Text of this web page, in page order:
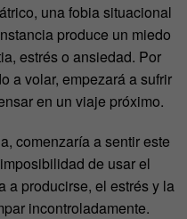
una fobia situacional
produce un miedo
estrés o ansiedad. Por
a volar, empezará a sufrir
en un viaje próximo.
comenzaría a sentir este
de usar el
a producirse, el estrés y la
incontroladamente.